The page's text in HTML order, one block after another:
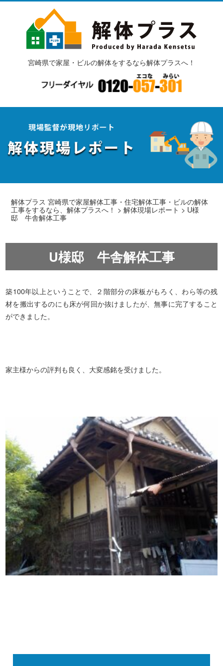
宮崎県で家屋・ビルの解体をするなら解体プラスへ！
解体プラス 宮崎県で家屋解体工事・住宅解体工事・ビルの解体
工事をするなら、解体プラスへ！ >解体現場レポート > U様
邸 牛舎解体工事
U様邸 牛舎解体工事
築100年以上ということで、２階部分の床板がもろく、わら等の残
材を搬出するのにも床が何回か抜けましたが、無事に完了すること
ができました。
家主様からの評判も良く、大変感銘を受けました。